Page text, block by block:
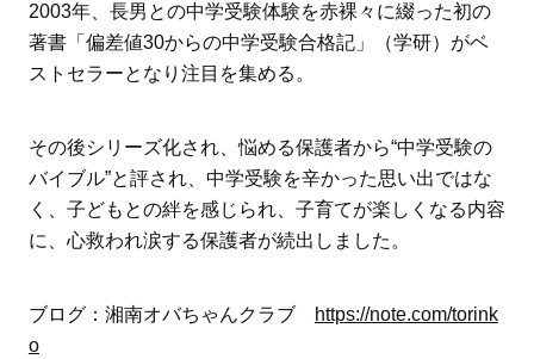
2003年、長男との中学受験体験を赤裸々に綴った初の
著書「偏差値30からの中学受験合格記」（学研）がベ
ストセラーとなり注目を集める。
その後シリーズ化され、悩める保護者から“中学受験の
バイブル”と評され、中学受験を辛かった思い出ではな
く、子どもとの絆を感じられ、子育てが楽しくなる内容
に、心救われ涙する保護者が続出しました。
ブログ：湘南オバちゃんクラブ
https://note.com/torink
o